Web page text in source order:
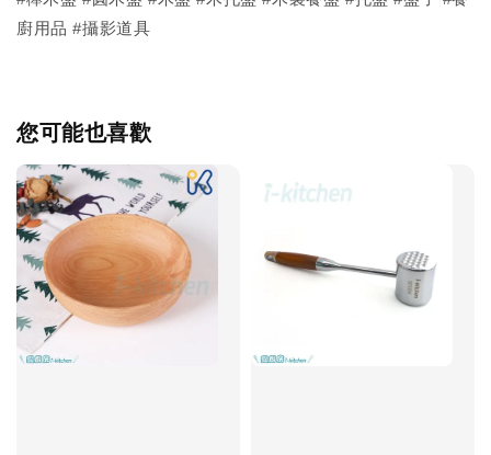
廚用品 #攝影道具
您可能也喜歡